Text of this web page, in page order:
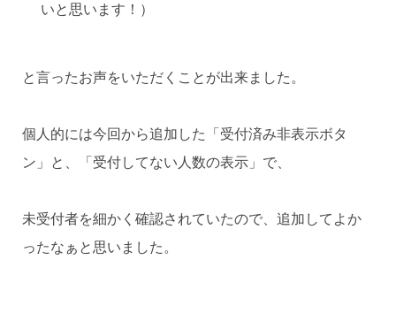
いと思います！）
と言ったお声をいただくことが出来ました。
個人的には今回から追加した「受付済み非表示ボタ
ン」と、「受付してない人数の表示」で、
未受付者を細かく確認されていたので、追加してよか
ったなぁと思いました。